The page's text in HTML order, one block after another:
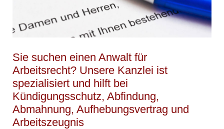
Sie suchen einen Anwalt für
Arbeitsrecht? Unsere Kanzlei ist
spezialisiert und hilft bei
Kündigungsschutz, Abfindung,
Abmahnung, Aufhebungsvertrag und
Arbeitszeugnis